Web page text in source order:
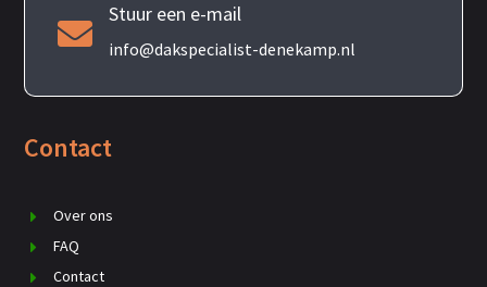

Stuur een e-mail
info@dakspecialist-denekamp.nl
Contact
Over ons
FAQ
Contact